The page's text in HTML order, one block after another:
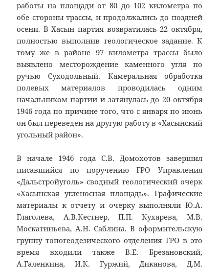
работы на площади от 80 до 102 километра по
обе стороны трассы, и продолжались до поздней
осени. В Хасын партия возвратилась 22 октября,
полностью выполнив геологическое задание. К
тому же в районе 97 километра трассы было
выявлено месторождение каменного угля по
ручью Суходольный. Камеральная обработка
полевых материалов проводилась одним
начальником партии и затянулась до 20 октября
1946 года по причине того, что с января по июнь
он был переведен на другую работу в «Хасынский
угольный район».
В начале 1946 года С.В. Домохотов завершил
писавшийся по поручению ГРО Управления
«Дальстройуголь» сводный геологический очерк
«Хасынская угленосная площадь». Графические
материалы к отчету и очерку выполняли Ю.А.
Глаголева, А.В.Кестнер, П.П. Кухарева, М.В.
Москатиньева, А.Н. Саблина. В оформительскую
группу топогеодезического отделения ГРО в это
время входили также В.Е. Брезановский,
А.Галенкина, И.К. Гуржий, Диканова, Д.М.